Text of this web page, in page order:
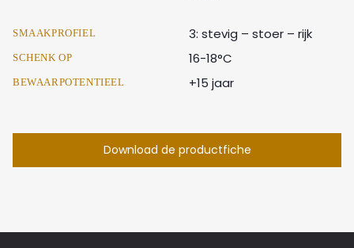
SMAAKPROFIEL 3: stevig – stoer – rijk
SCHENK OP 16-18°C
BEWAARPOTENTIEEL +15 jaar
Download de productfiche